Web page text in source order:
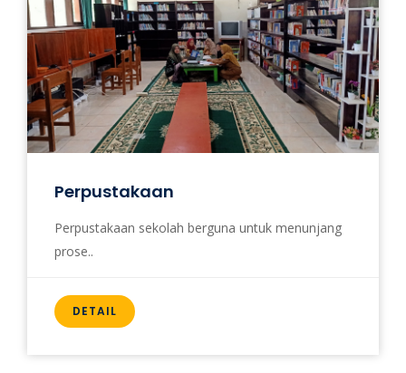
Perpustakaan
Perpustakaan sekolah berguna untuk menunjang
prose..
DETAIL